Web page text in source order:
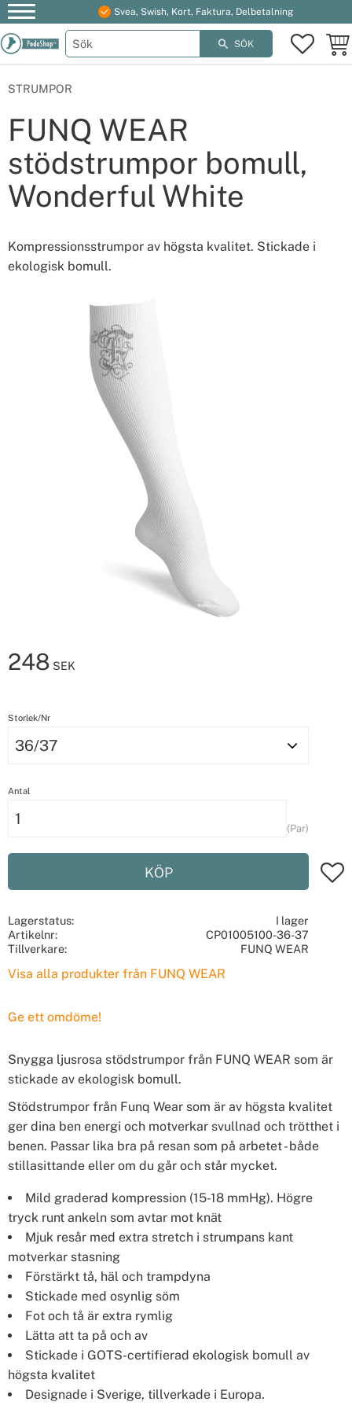
Meny
Svea, Swish, Kort, Faktura, Delbetalning
SÖK
STRUMPOR
FUNQ WEAR
stödstrumpor bomull,
Wonderful White
Kompressionsstrumpor av högsta kvalitet. Stickade i
ekologisk bomull.
248 SEK
Storlek/Nr
Antal
Par
KÖP
Lagerstatus
I lager
Artikelnr
CP01005100-36-37
Tillverkare
FUNQ WEAR
Visa alla produkter från FUNQ WEAR
Ge ett omdöme!
Snygga ljusrosa stödstrumpor från FUNQ WEAR som är
stickade av ekologisk bomull.
Stödstrumpor från Funq Wear som är av högsta kvalitet
ger dina ben energi och motverkar svullnad och trötthet i
benen. Passar lika bra på resan som på arbetet - både
stillasittande eller om du går och står mycket.
Mild graderad kompression (15-18 mmHg). Högre
tryck runt ankeln som avtar mot knät
Mjuk resår med extra stretch i strumpans kant
motverkar stasning
Förstärkt tå, häl och trampdyna
Stickade med osynlig söm
Fot och tå är extra rymlig
Lätta att ta på och av
Stickade i GOTS-certifierad ekologisk bomull av
högsta kvalitet
Designade i Sverige, tillverkade i Europa.